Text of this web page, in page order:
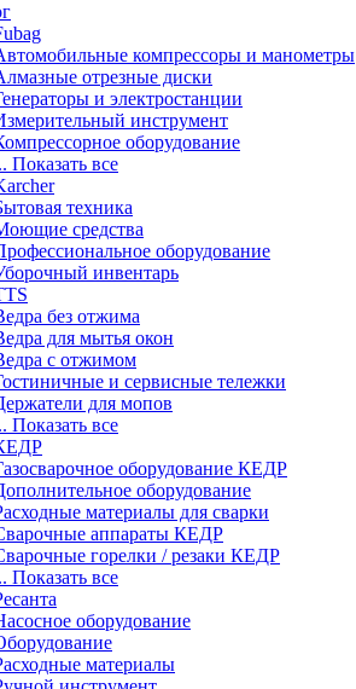
компрессоры и манометры
отрезные диски
и электростанции
инструмент
оборудование
Показать все
техника
средства
оборудование
инвентарь
без отжима
для мытья окон
с отжимом
и сервисные тележки
для мопов
Показать все
оборудование КЕДР
оборудование
материалы для сварки
аппараты КЕДР
горелки / резаки КЕДР
Показать все
оборудование
материалы